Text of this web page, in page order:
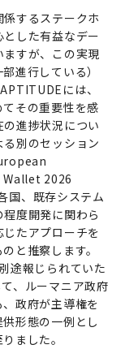
するステークホ
した有益なデー
すが、この実現
進行している）
には、
その重要性を感
進捗状況につい
別のセッション
2026
国、既存システム
度開発に関わら
たアプローチを
と推察します。
途報じられていた
、ルーマニア政府
政府が主導権を
形態の一例とし
ました。